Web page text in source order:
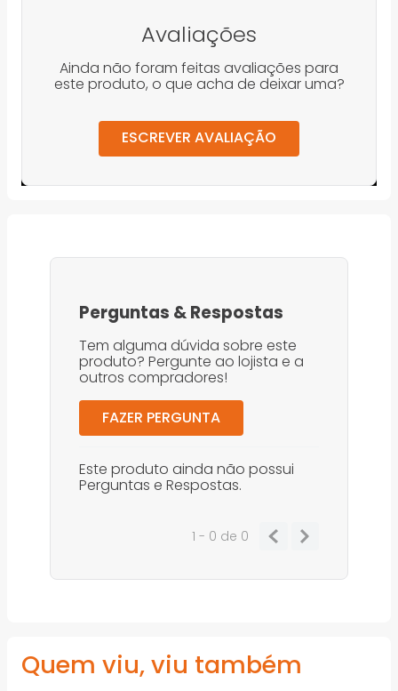
Avaliações
Ainda não foram feitas avaliações para
este produto, o que acha de deixar uma?
ESCREVER AVALIAÇÃO
Perguntas &Respostas
Tem alguma dúvida sobre este
produto? Pergunte ao lojista e a
outros compradores!
FAZER PERGUNTA
Este produto ainda não possui
Perguntas e Respostas.
1 - 0 de 0
Quem viu, viu também